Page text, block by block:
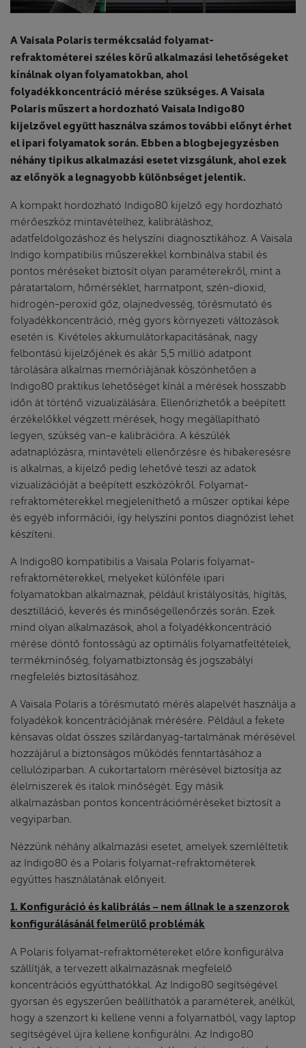
A Vaisala Polaris termékcsalád folyamat-
refraktométerei széles körű alkalmazási lehetőségeket
kínálnak olyan folyamatokban, ahol
folyadékkoncentráció mérése szükséges. A Vaisala
Polaris műszert a hordozható Vaisala Indigo80
kijelzővel együtt használva számos további előnyt érhet
el ipari folyamatok során. Ebben a blogbejegyzésben
néhány tipikus alkalmazási esetet vizsgálunk, ahol ezek
az előnyök a legnagyobb különbséget jelentik.
A kompakt hordozható Indigo80 kijelző egy hordozható
mérőeszköz mintavételhez, kalibráláshoz,
adatfeldolgozáshoz és helyszíni diagnosztikához. A Vaisala
Indigo kompatibilis műszerekkel kombinálva stabil és
pontos méréseket biztosít olyan paraméterekről, mint a
páratartalom, hőmérséklet, harmatpont, szén-dioxid,
hidrogén-peroxid gőz, olajnedvesség, törésmutató és
folyadékkoncentráció, még gyors környezeti változások
esetén is. Kivételes akkumulátorkapacitásának, nagy
felbontású kijelzőjének és akár 5,5 millió adatpont
tárolására alkalmas memóriájának köszönhetően a
Indigo80 praktikus lehetőséget kínál a mérések hosszabb
időn át történő vizualizálására. Ellenőrizhetők a beépített
érzékelőkkel végzett mérések, hogy megállapítható
legyen, szükség van-e kalibrációra. A készülék
adatnaplózásra, mintavételi ellenőrzésre és hibakeresésre
is alkalmas, a kijelző pedig lehetővé teszi az adatok
vizualizációját a beépített eszközökről. Folyamat-
refraktométerekkel megjeleníthető a műszer optikai képe
és egyéb információi, így helyszíni pontos diagnózist lehet
készíteni.
A Indigo80 kompatibilis a Vaisala Polaris folyamat-
refraktométerekkel, melyeket különféle ipari
folyamatokban alkalmaznak, például kristályosítás, hígítás,
desztilláció, keverés és minőségellenőrzés során. Ezek
mind olyan alkalmazások, ahol a folyadékkoncentráció
mérése döntő fontosságú az optimális folyamatfeltételek,
termékminőség, folyamatbiztonság és jogszabályi
megfelelés biztosításához.
A Vaisala Polaris a törésmutató mérés alapelvét használja a
folyadékok koncentrációjának mérésére. Például a fekete
kénsavas oldat összes szilárdanyag-tartalmának mérésével
hozzájárul a biztonságos működés fenntartásához a
cellulóziparban. A cukortartalom mérésével biztosítja az
élelmiszerek és italok minőségét. Egy másik
alkalmazásban pontos koncentrációméréseket biztosít a
vegyiparban.
Nézzünk néhány alkalmazási esetet, amelyek szemléltetik
az Indigo80 és a Polaris folyamat-refraktométerek
együttes használatának előnyeit.
1. Konfiguráció és kalibrálás – nem állnak le a szenzorok
konfigurálásánál felmerülő problémák
A Polaris folyamat-refraktométereket előre konfigurálva
szállítják, a tervezett alkalmazásnak megfelelő
koncentrációs együtthatókkal. Az Indigo80 segítségével
gyorsan és egyszerűen beállíthatók a paraméterek, anélkül,
hogy a szenzort ki kellene venni a folyamatból, vagy laptop
segítségével újra kellene konfigurálni. Az Indigo80